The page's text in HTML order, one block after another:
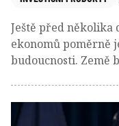
Ještě před několika
ekonomů poměrně
budoucnosti. Země
postavených domů